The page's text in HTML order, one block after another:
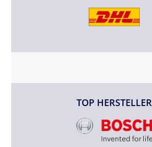
TOP HERSTELLER